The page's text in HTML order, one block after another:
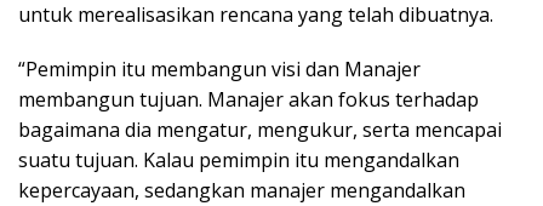
untuk merealisasikan rencana yang telah dibuatnya.
“Pemimpin itu membangun visi dan Manajer
membangun tujuan. Manajer akan fokus terhadap
bagaimana dia mengatur, mengukur, serta mencapai
suatu tujuan. Kalau pemimpin itu mengandalkan
kepercayaan, sedangkan manajer mengandalkan